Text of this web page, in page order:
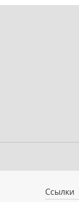
Ссылки